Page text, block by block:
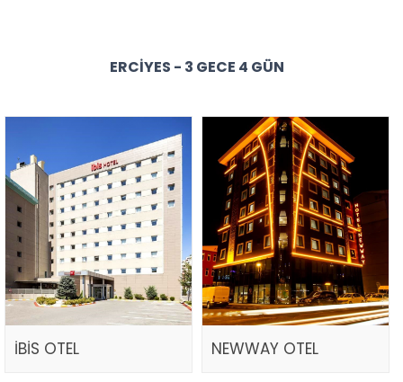
ERCIYES - 3 GECE 4 GÜN
İBİS OTEL NEWWAY OTEL